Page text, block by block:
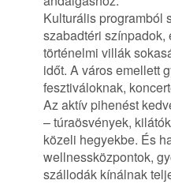
Kulturális programból
szabadtéri
történelmi villák
időt. A város emellett
fesztiváloknak,
Az aktív pihenést
– túraösvények,
közeli hegyekbe. És
wellnessközpontok,
szállodák kínálnak